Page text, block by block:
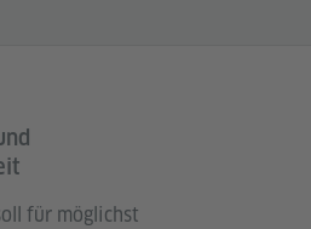
für möglichst